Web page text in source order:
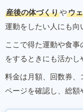
産後の体づくりやウ
運動をしたい人にも向
ここで得た運動や食
をするときにも活かし
料金は月額、回数券
ページを確認し、総額